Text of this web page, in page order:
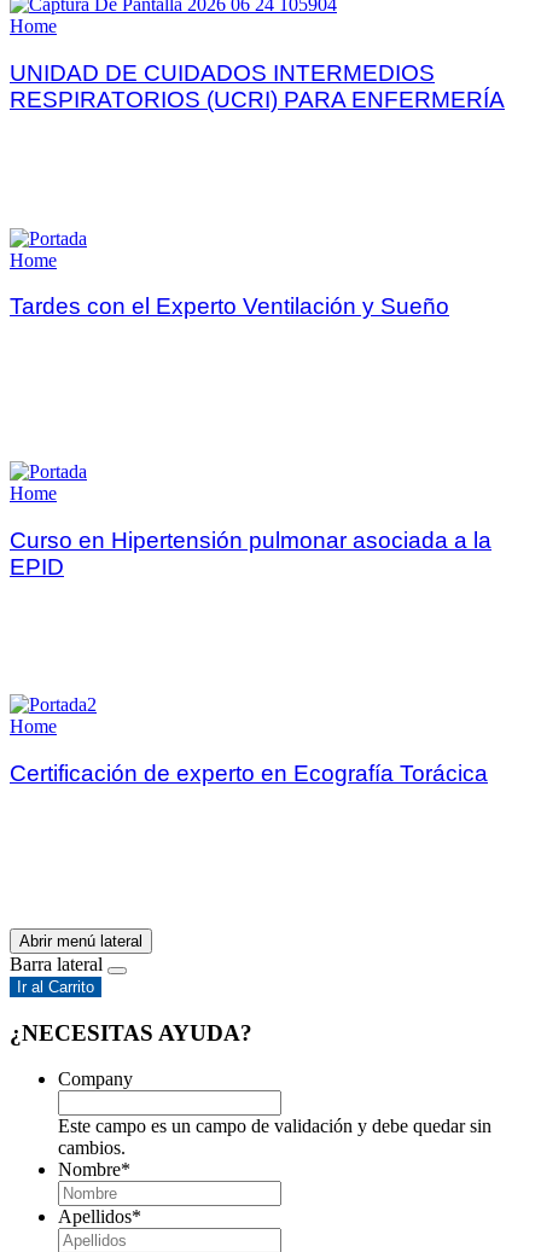
Home
UNIDAD DE CUIDADOS INTERMEDIOS
RESPIRATORIOS (UCRI) PARA ENFERMERÍA
Home
Tardes con el Experto Ventilación y Sueño
Home
Curso en Hipertensión pulmonar asociada a la
EPID
Home
Certificación de experto en Ecografía Torácica
Abrir menú lateral
Barra lateral
Ir al Carrito
¿NECESITAS AYUDA?
Company
Este campo es un campo de validación y debe quedar sin
cambios.
Nombre*
Apellidos*